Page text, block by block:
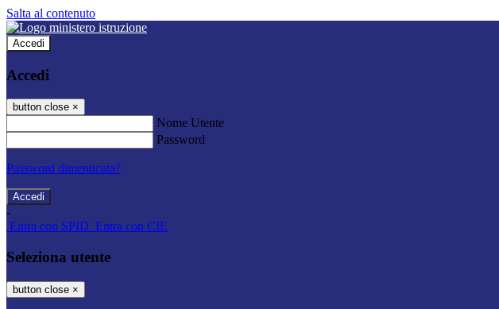
Salta al contenuto
Accedi
Accedi
button close ×
Nome Utente
Password
Password dimenticata?
-
Entra con SPID Entra con CIE
Seleziona utente
button close ×